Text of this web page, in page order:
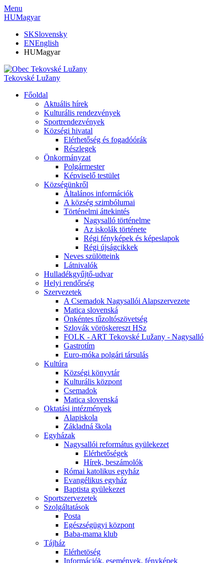
Menu
HUMagyar
SKSlovensky
ENEnglish
HUMagyar
Tekovské Lužany
Főoldal
Aktuális hírek
Kulturális rendezvények
Sportrendezvények
Községi hivatal
Elérhetőség és fogadóórák
Részlegek
Önkormányzat
Polgármester
Képviselő testület
Községünkről
Általános információk
A község szimbólumai
Történelmi áttekintés
Nagysalló történelme
Az iskolák története
Régi fényképek és képeslapok
Régi újságcikkek
Neves szülötteink
Látnivalók
Hulladékgyűjtő-udvar
Helyi rendőrség
Szervezetek
A Csemadok Nagysallói Alapszervezete
Matica slovenská
Önkéntes tűzoltószövetség
Szlovák vöröskereszt HSz
FOLK - ART Tekovské Lužany - Nagysalló
Gastrotím
Euro-móka polgári társulás
Kultúra
Községi könyvtár
Kulturális központ
Csemadok
Matica slovenská
Oktatási intézmények
Alapiskola
Základná škola
Egyházak
Nagysallói református gyülekezet
Elérhetőségek
Hírek, beszámolók
Római katolikus egyház
Evangélikus egyház
Baptista gyülekezet
Sportszervezetek
Szolgáltatások
Posta
Egészségügyi központ
Baba-mama klub
Tájház
Elérhetöség
Információk, események, fényképek